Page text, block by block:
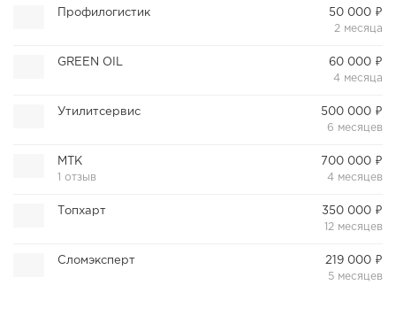
Профилогистик
50 000 ₽
2 месяца
GREEN OIL
60 000 ₽
4 месяца
Утилитсервис
500 000 ₽
6 месяцев
МТК
1 отзыв
700 000 ₽
4 месяцев
Топхарт
350 000 ₽
12 месяцев
Сломэксперт
219 000 ₽
5 месяцев